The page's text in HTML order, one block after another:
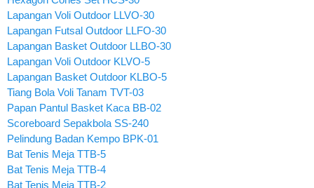
Lapangan Voli Outdoor LLVO-30
Lapangan Futsal Outdoor LLFO-30
Lapangan Basket Outdoor LLBO-30
Lapangan Voli Outdoor KLVO-5
Lapangan Basket Outdoor KLBO-5
Tiang Bola Voli Tanam TVT-03
Papan Pantul Basket Kaca BB-02
Scoreboard Sepakbola SS-240
Pelindung Badan Kempo BPK-01
Bat Tenis Meja TTB-5
Bat Tenis Meja TTB-4
Bat Tenis Meja TTB-2